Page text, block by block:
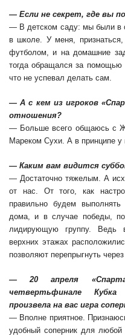
— Если не секрет, где вы
— В детском саду: мы были в
в школе. У меня,
футболом, и на домашние
тогда обращался за
что не успевал делать сам.
— А с кем из игроков
отношения?
— Больше всего общаюсь с
Мареком Сухи. А в принципе
— Каким вам видится
— Достаточно тяжелым. А
от нас. От того, как
правильно будем
дома, и в случае победы,
лидирующую группу. Ведь
верхних этажах
позволяют перепрыгнуть
— 20 апреля
четвертьфинале
произвела на вас игра
— Вполне приятное.
удобный соперник для